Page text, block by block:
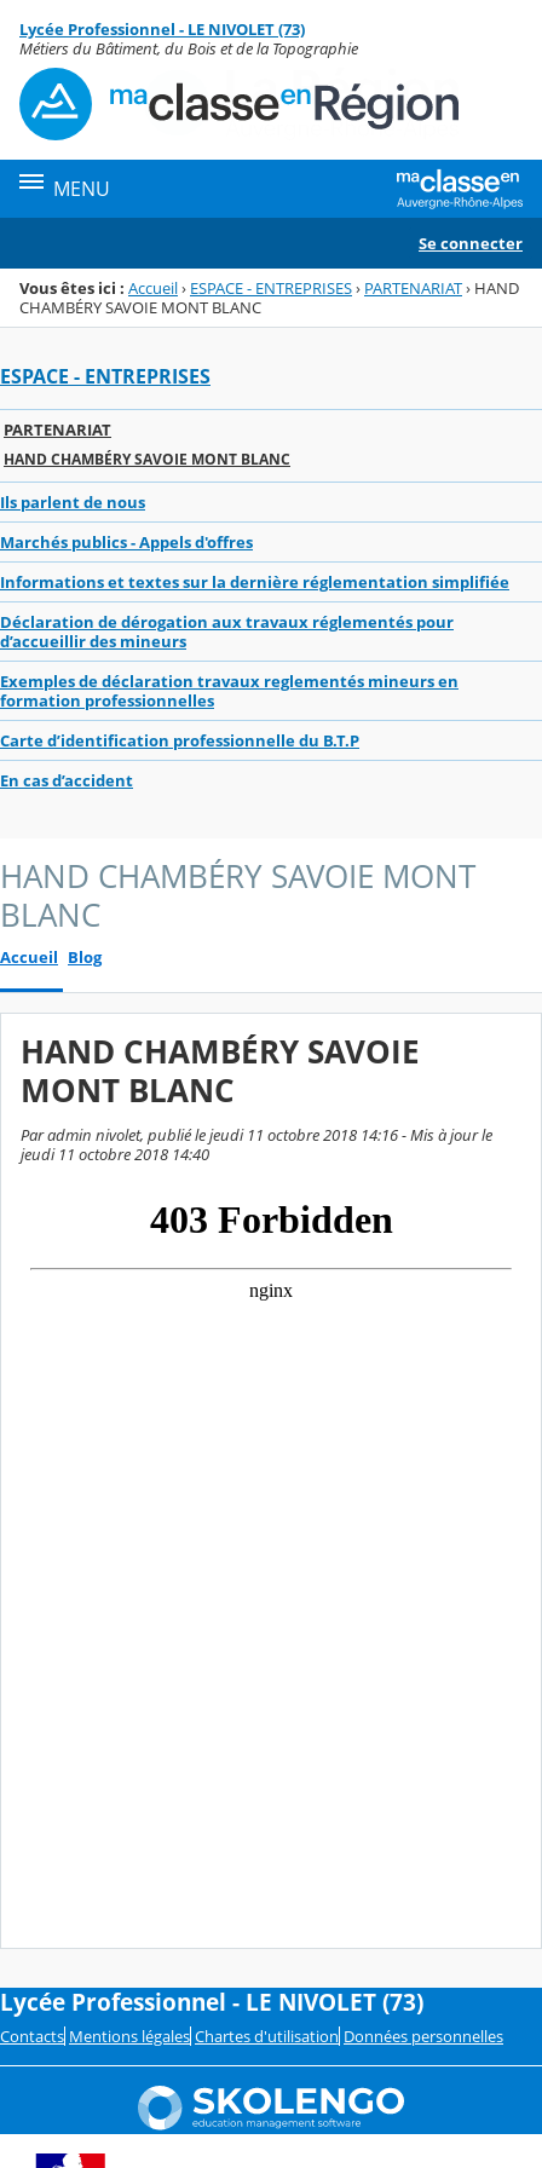
Menu de la rubrique
Contenu
Lycée Professionnel - LE NIVOLET (73)
Métiers du Bâtiment, du Bois et de la Topographie
MENU
Se connecter
Vous êtes ici : Accueil› ESPACE - ENTREPRISES› PARTENARIAT› HAND
CHAMBÉRY SAVOIE MONT BLANC
ESPACE - ENTREPRISES
PARTENARIAT
HAND CHAMBÉRY SAVOIE MONT BLANC
Ils parlent de nous
Marchés publics - Appels d'offres
Informations et textes sur la dernière réglementation simplifiée
Déclaration de dérogation aux travaux réglementés pour
d’accueillir des mineurs
Exemples de déclaration travaux reglementés mineurs en
formation professionnelles
Carte d’identification professionnelle du B.T.P
En cas d’accident
HAND CHAMBÉRY SAVOIE MONT
BLANC
Accueil Blog
HAND CHAMBÉRY SAVOIE
MONT BLANC
Par admin nivolet, publié le jeudi 11 octobre 2018 14:16 - Mis à jour le
jeudi 11 octobre 2018 14:40
Lycée Professionnel - LE NIVOLET (73)
Contacts Mentions légales Chartes d'utilisation Données personnelles